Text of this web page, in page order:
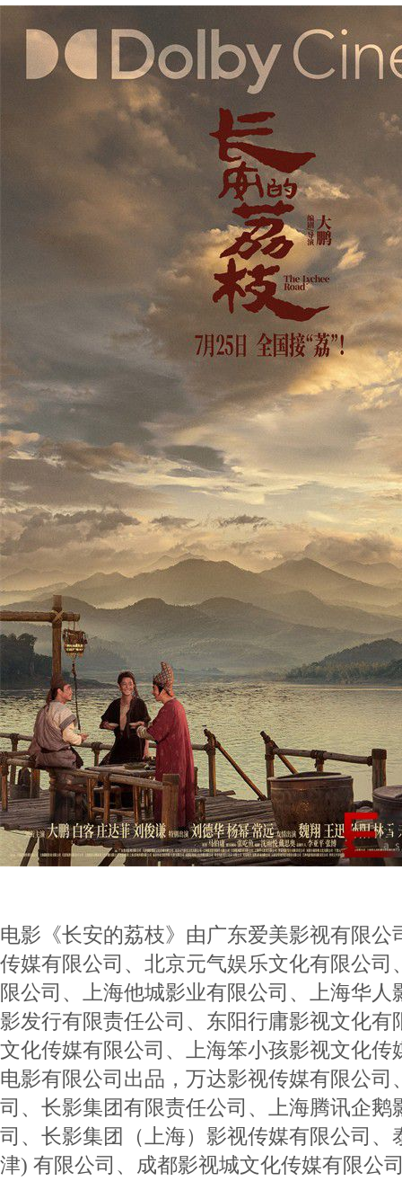
电影《长安的荔枝》由广东爱美影视有限公
传媒有限公司、北京元气娱乐文化有限公司
限公司、上海他城影业有限公司、上海华人
影发行有限责任公司、东阳行庸影视文化有
文化传媒有限公司、上海笨小孩影视文化传
电影有限公司出品，万达影视传媒有限公司
司、长影集团有限责任公司、上海腾讯企鹅
司、长影集团（上海）影视传媒有限公司、
津) 有限公司、成都影视城文化传媒有限公